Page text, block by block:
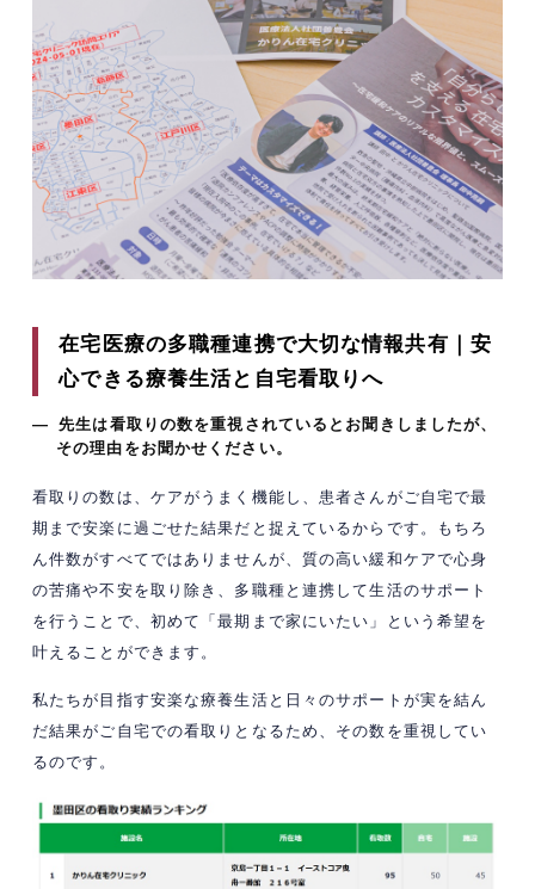
在宅医療の多職種連携で大切な情報共有｜安
心できる療養生活と自宅看取りへ
— 先生は看取りの数を重視されているとお聞きしましたが、
その理由をお聞かせください。
看取りの数は、ケアがうまく機能し、患者さんがご自宅で最
期まで安楽に過ごせた結果だと捉えているからです。もちろ
ん件数がすべてではありませんが、質の高い緩和ケアで心身
の苦痛や不安を取り除き、多職種と連携して生活のサポート
を行うことで、初めて「最期まで家にいたい」という希望を
叶えることができます。
私たちが目指す安楽な療養生活と日々のサポートが実を結ん
だ結果がご自宅での看取りとなるため、その数を重視してい
るのです。